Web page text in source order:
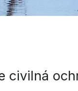
civilná